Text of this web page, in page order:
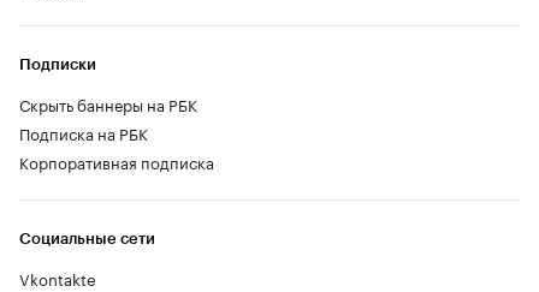
Социальные сети
Vkontakte
Подписки
Скрыть баннеры на РБК
Подписка на РБК
Корпоративная подписка